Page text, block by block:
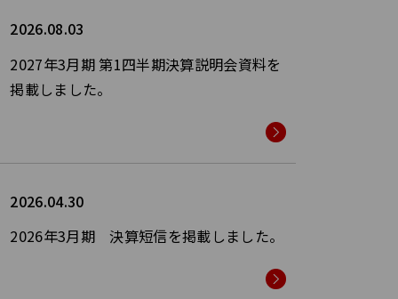
2026.08.03
2027年3月期 第1四半期決算説明会資料を
掲載しました。
2026.04.30
2026年3月期 決算短信を掲載しました。